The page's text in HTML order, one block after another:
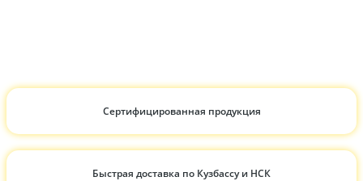
Сертифицированная продукция
Быстрая доставка по Кузбассу и НСК